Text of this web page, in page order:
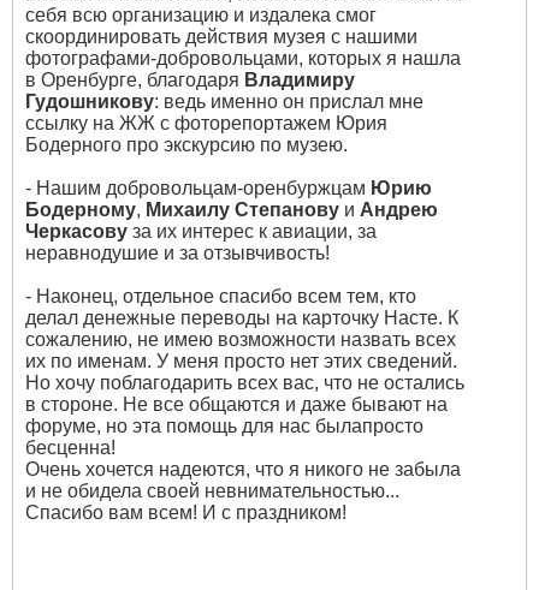
себя всю организацию и издалека смог
скоординировать действия музея с нашими
фотографами-добровольцами, которых я нашла
в Оренбурге, благодаря Владимиру
Гудошникову: ведь именно он прислал мне
ссылку на ЖЖ с фоторепортажем Юрия
Бодерного про экскурсию по музею.
- Нашим добровольцам-оренбуржцам Юрию
Бодерному, Михаилу Степанову и Андрею
Черкасову за их интерес к авиации, за
неравнодушие и за отзывчивость!
- Наконец, отдельное спасибо всем тем, кто
делал денежные переводы на карточку Насте. К
сожалению, не имею возможности назвать всех
их по именам. У меня просто нет этих сведений.
Но хочу поблагодарить всех вас, что не остались
в стороне. Не все общаются и даже бывают на
форуме, но эта помощь для нас былапросто
бесценна!
Очень хочется надеются, что я никого не забыла
и не обидела своей невнимательностью...
Спасибо вам всем! И с праздником!